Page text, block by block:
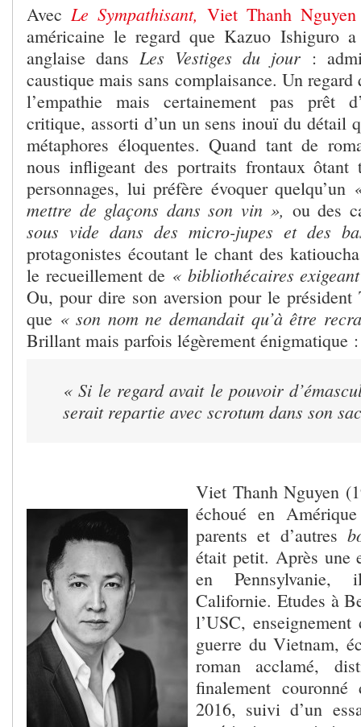
Avec Le Sympathisant, Viet Thanh Nguyen
américaine le regard que Kazuo Ishiguro
anglaise dans Les Vestiges du jour :
caustique mais sans complaisance. Un regard
l’empathie mais certainement pas prêt
critique, assorti d’un un sens inouï du détail
métaphores éloquentes. Quand tant de
nous infligeant des portraits frontaux ôtant
personnages, lui préfère évoquer quelqu’un
mettre de glaçons dans son vin », ou des
sous vide dans des micro-jupes et des
protagonistes écoutant le chant des
le recueillement de « bibliothécaires
Ou, pour dire son aversion pour le président
que « son nom ne demandait qu’à être
Brillant mais parfois légèrement énigmatique :
« Si le regard avait le pouvoir
serait repartie avec scrotum dans son
Viet Thanh Nguyen
échoué en
parents et d’autres
était petit. Après une
en Pennsylvanie,
Californie. Etudes à
l’USC,
guerre du Vietnam,
roman acclamé,
finalement
2016, suivi d’un